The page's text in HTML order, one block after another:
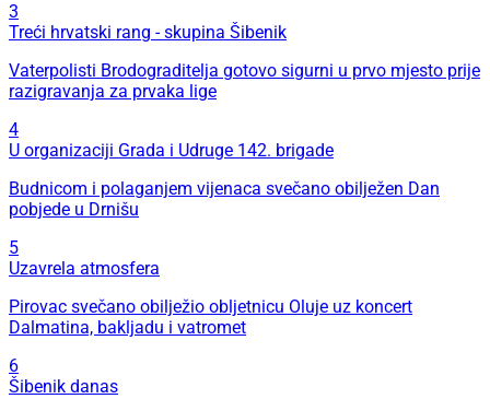
3
Treći hrvatski rang - skupina Šibenik
Vaterpolisti Brodograditelja gotovo sigurni u prvo mjesto prije
razigravanja za prvaka lige
4
U organizaciji Grada i Udruge 142. brigade
Budnicom i polaganjem vijenaca svečano obilježen Dan
pobjede u Drnišu
5
Uzavrela atmosfera
Pirovac svečano obilježio obljetnicu Oluje uz koncert
Dalmatina, bakljadu i vatromet
6
Šibenik danas